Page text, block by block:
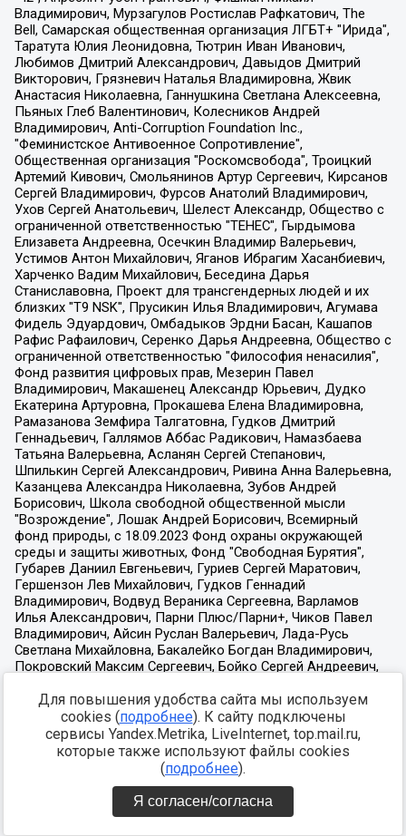
Для повышения удобства сайта мы используем
cookies (подробнее). К сайту подключены
сервисы Yandex.Metrika, LiveInternet, top.mail.ru,
которые также используют файлы cookies
(подробнее).
Я согласен/согласна